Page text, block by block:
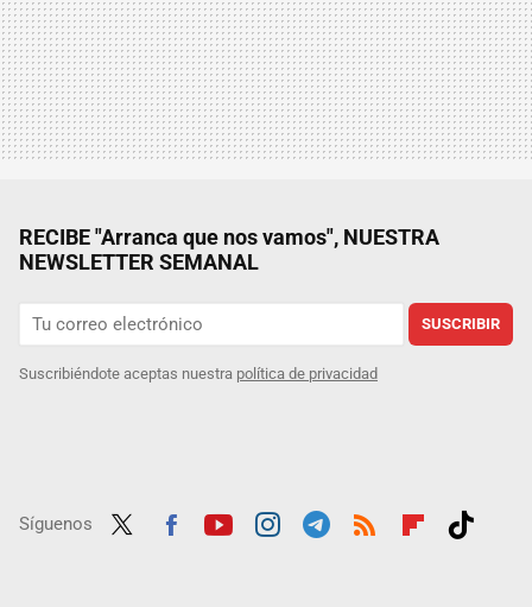
RECIBE "Arranca que nos vamos", NUESTRA
NEWSLETTER SEMANAL
SUSCRIBIR
Suscribiéndote aceptas nuestra política de privacidad
Síguenos